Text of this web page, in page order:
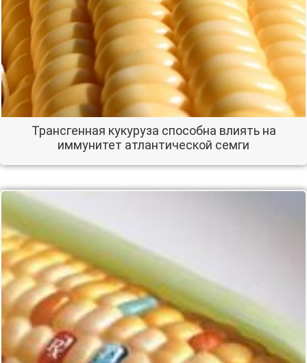
Трансгенная кукуруза способна влиять на
иммунитет атлантической семги